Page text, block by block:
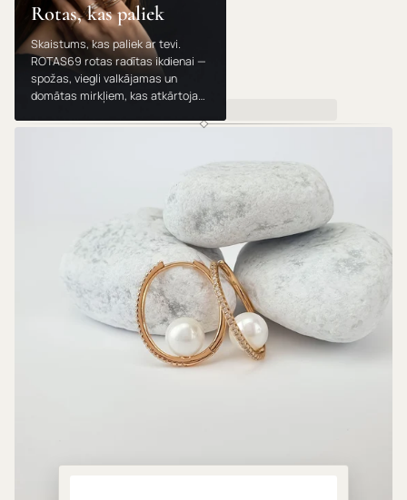
Rotas, kas paliek
Skaistums, kas paliek ar tevi.
ROTAS69 rotas radītas ikdienai —
spožas, viegli valkājamas un
domātas mirkļiem, kas atkārtojas.